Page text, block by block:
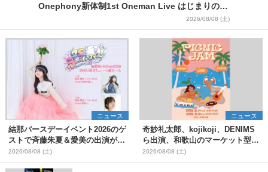
Onephony新体制1st Oneman Live はじまりの夏
2026/08/08 (土)
ニュース
結那バースデーイベント2026のゲ
ストで斉藤朱夏＆愛美の出演が決
定
2026/08/08 (土)
ニュース
奇妙礼太郎、kojikoji、DENIMS
ら出演、和歌山のマーケット型野
外イベント『PICNIC JAM
2026』早割チケット発売開始
2026/08/08 (土)